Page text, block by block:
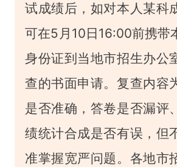
试成绩后，如对本人某科
可在5月10日16:00前携带
身份证到当地市招生办公
查的书面申请。复查内容
是否准确，答卷是否漏评
绩统计合成是否有误，但
准掌握宽严问题。各地市